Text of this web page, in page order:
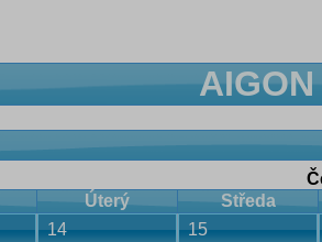
Úterý
Středa
14 15